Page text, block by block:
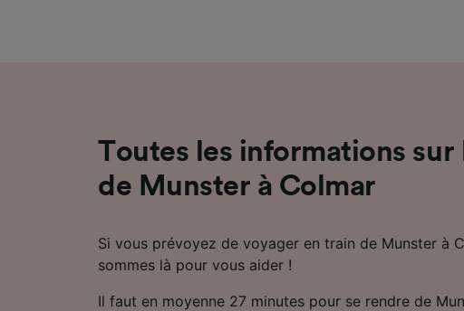
Toutes les informations sur
de Munster à Colmar
Si vous prévoyez de voyager en train de Munster à
sommes là pour vous aider !
Il faut en moyenne 27 minutes pour se rendre de